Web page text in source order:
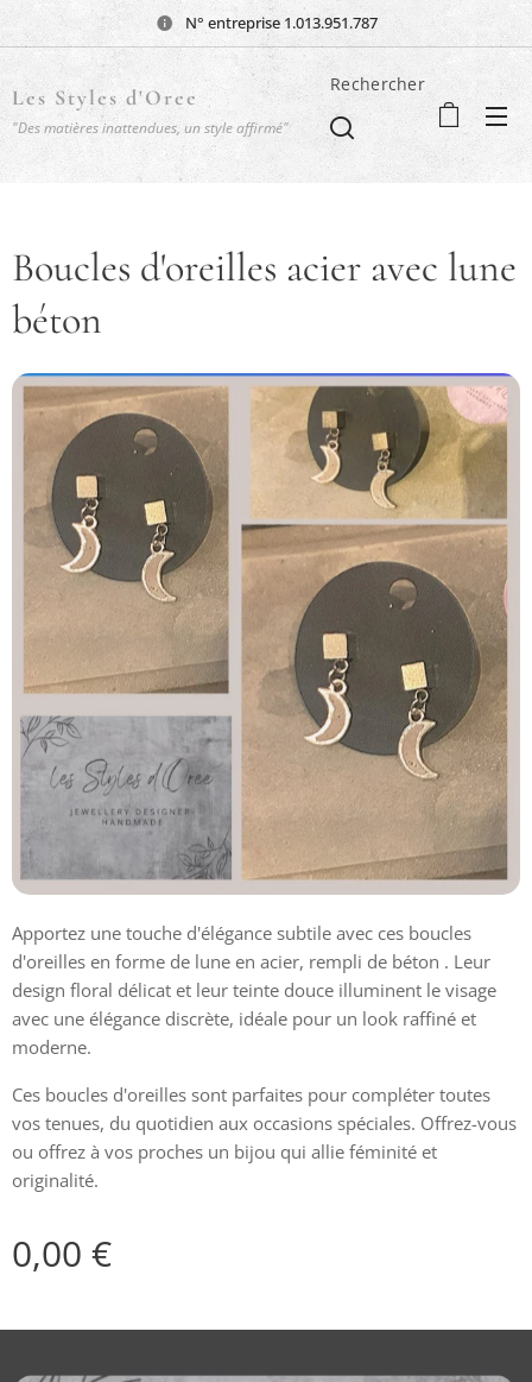
N° entreprise 1.013.951.787
Les Styles d'Oree
"Des matières inattendues, un style affirmé"
Rechercher
Boucles d'oreilles acier avec lune
béton
Apportez une touche d'élégance subtile avec ces boucles
d'oreilles en forme de lune en acier, rempli de béton . Leur
design floral délicat et leur teinte douce illuminent le visage
avec une élégance discrète, idéale pour un look raffiné et
moderne.
Ces boucles d'oreilles sont parfaites pour compléter toutes
vos tenues, du quotidien aux occasions spéciales. Offrez-vous
ou offrez à vos proches un bijou qui allie féminité et
originalité.
0,00 €